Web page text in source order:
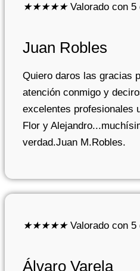
★★★★★ Valorado con 5
Juan Robles
Quiero daros las gracias
atención conmigo y
excelentes profesionales
Flor y
verdad.Juan M.Robles.
★★★★★ Valorado con 5
Álvaro Varela